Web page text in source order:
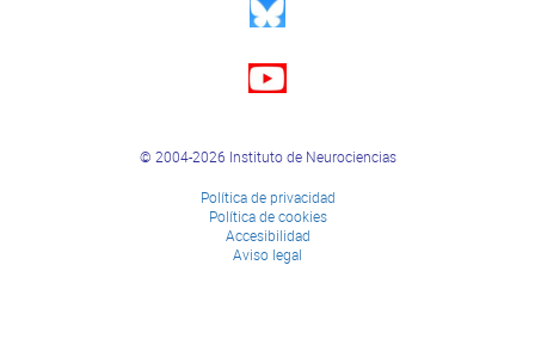
© 2004-2026 Instituto de Neurociencias
Política de privacidad
Política de cookies
Accesibilidad
Aviso legal